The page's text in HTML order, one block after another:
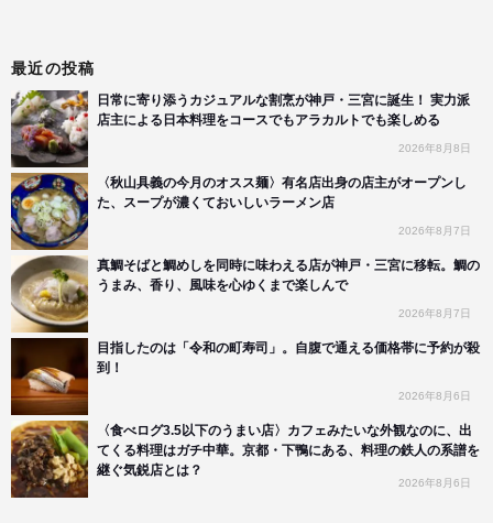
最近の投稿
日常に寄り添うカジュアルな割烹が神戸・三宮に誕生！ 実力派
店主による日本料理をコースでもアラカルトでも楽しめる
2026年8月8日
〈秋山具義の今月のオスス麺〉有名店出身の店主がオープンし
た、スープが濃くておいしいラーメン店
2026年8月7日
真鯛そばと鯛めしを同時に味わえる店が神戸・三宮に移転。鯛の
うまみ、香り、風味を心ゆくまで楽しんで
2026年8月7日
目指したのは「令和の町寿司」。自腹で通える価格帯に予約が殺
到！
2026年8月6日
〈食べログ3.5以下のうまい店〉カフェみたいな外観なのに、出
てくる料理はガチ中華。京都・下鴨にある、料理の鉄人の系譜を
継ぐ気鋭店とは？
2026年8月6日